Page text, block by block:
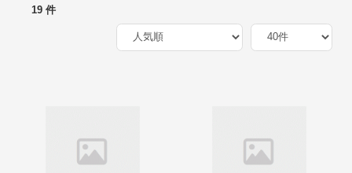
19 件